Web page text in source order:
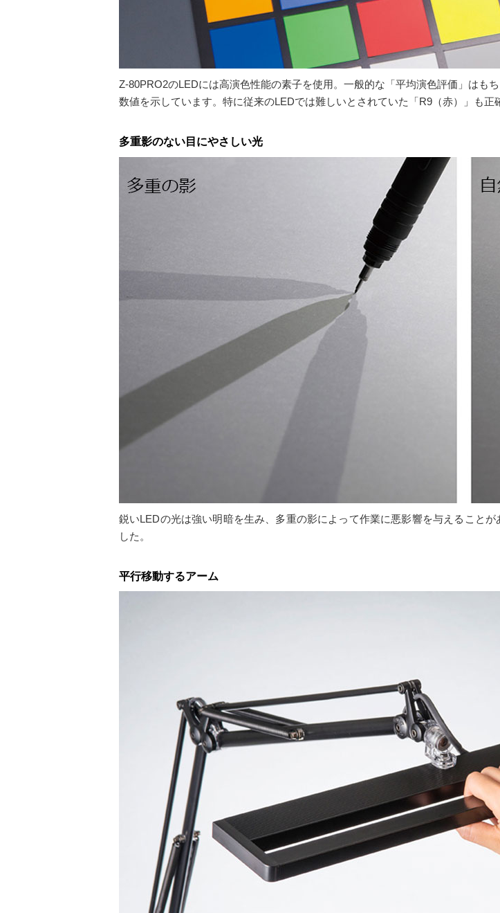
Z-80PRO2のLEDには高演色性能の素子を使用。一般的な「平均演色評価」はも
数値を示しています。特に従来のLEDでは難しいとされていた「R9（赤）」も正
多重影のない目にやさしい光
鋭いLEDの光は強い明暗を生み、多重の影によって作業に悪影響を与えること
した。
平行移動するアーム